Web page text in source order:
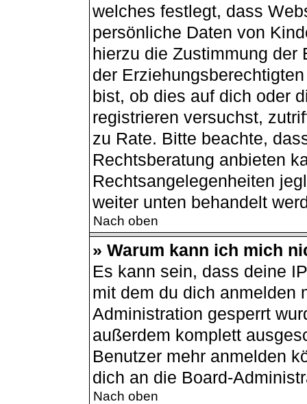
welches festlegt, dass
persönliche Daten von
hierzu die Zustimmung der
der
bist, ob dies auf dich oder
registrieren versuchst,
zu Rate. Bitte beachte,
Rechtsberatung anbieten
Rechtsangelegenheiten
weiter unten behandelt
Nach oben
» Warum kann ich mich
Es kann sein, dass deine
mit dem du dich anmelden
Administration gesperrt
außerdem komplett
Benutzer mehr anmelden
dich an die Board-
Nach oben